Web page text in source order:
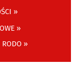
»
»
»